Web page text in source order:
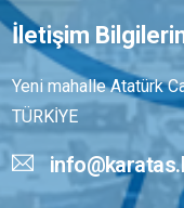
İletişim
Yeni mahalle Atatürk
TÜRKİYE